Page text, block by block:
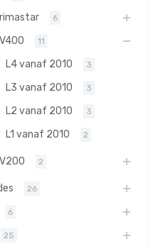
6
11
L4 vanaf 2010 3
L3 vanaf 2010 3
L2 vanaf 2010 3
L1 vanaf 2010 2
2
26
6
25